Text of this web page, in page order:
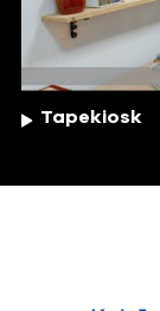
Tapekiosk